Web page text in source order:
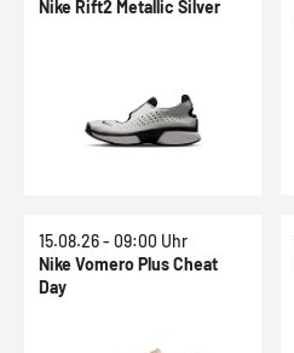
Nike Rift2 Metallic Silver
15.08.26 - 09:00 Uhr
Nike Vomero Plus Cheat
Day